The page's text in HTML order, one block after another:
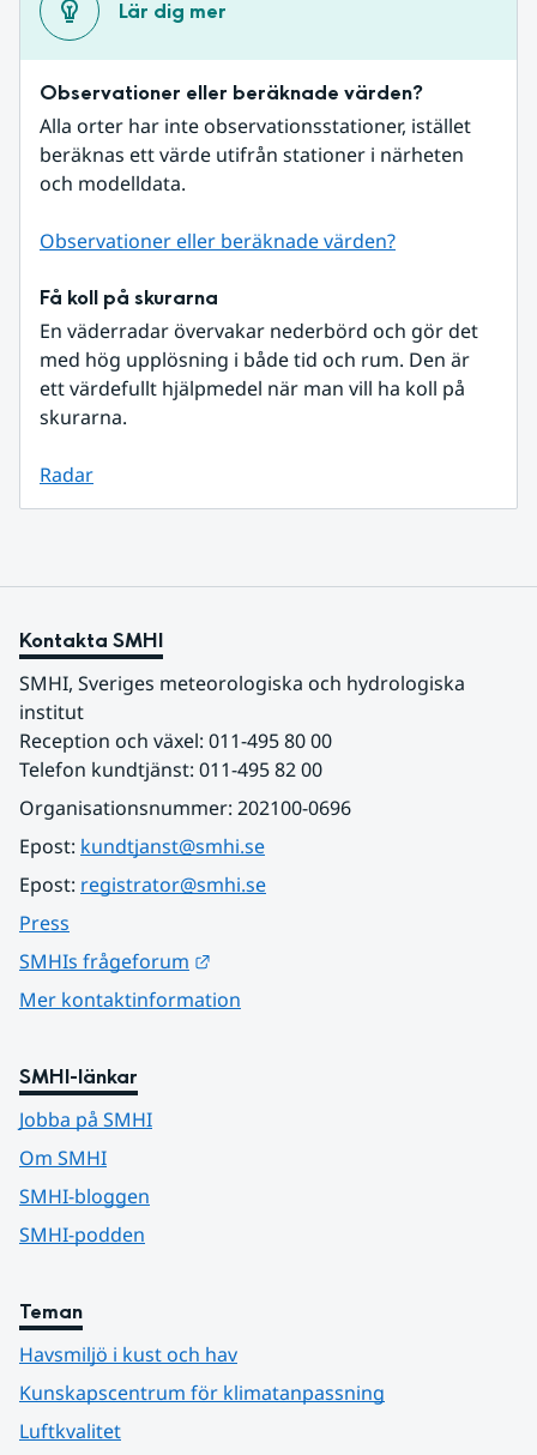
Lär dig mer
Observationer eller beräknade värden?
Alla orter har inte observationsstationer, istället
beräknas ett värde utifrån stationer i närheten
och modelldata.
Observationer eller beräknade värden?
Få koll på skurarna
En väderradar övervakar nederbörd och gör det
med hög upplösning i både tid och rum. Den är
ett värdefullt hjälpmedel när man vill ha koll på
skurarna.
Radar
Kontakta SMHI
SMHI, Sveriges meteorologiska och hydrologiska
institut
Reception och växel: 011-495 80 00
Telefon kundtjänst: 011-495 82 00
Organisationsnummer: 202100-0696
Epost: kundtjanst@smhi.se
Epost: registrator@smhi.se
Press
SMHIs frågeforum
Mer kontaktinformation
SMHI-länkar
Jobba på SMHI
Om SMHI
SMHI-bloggen
SMHI-podden
Teman
Havsmiljö i kust och hav
Kunskapscentrum för klimatanpassning
Luftkvalitet